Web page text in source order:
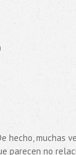
hecho, muchas
parecen no